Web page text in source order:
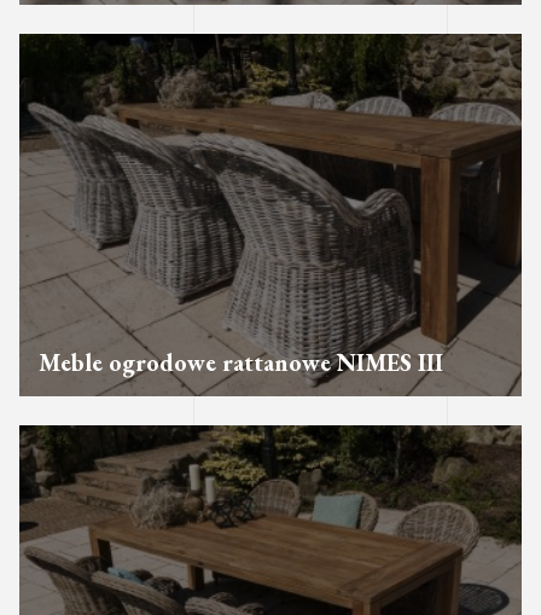
Meble ogrodowe rattanowe NIMES III